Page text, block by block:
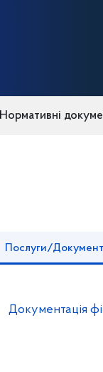
Нормативні
Послуги/
Документація